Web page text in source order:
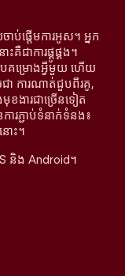
ផ្តើមការអូស។ អ្នក
ជាការផ្គូផ្គង។
បគម្រោងអ្វីមួយ ហើយ
ា ការណាត់ជួបពីរគូ,
ខងារជាច្រើនទៀត
ារភ្ជាប់ទំនាក់ទំនង៖
ោះ។
និង Android។